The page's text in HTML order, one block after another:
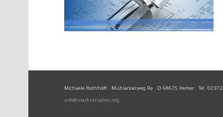
Michaela Rothhöft · Mühlackerweg 9a · D-58675 Hemer · Tel.
info@marktstudien.org